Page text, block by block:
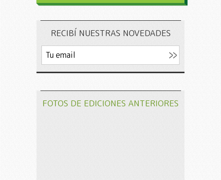
RECIBÍ NUESTRAS NOVEDADES
FOTOS DE EDICIONES ANTERIORES